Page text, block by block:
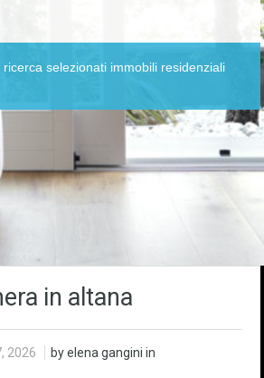
selezionati immobili residenziali
in altana
2026 by elena gangini in